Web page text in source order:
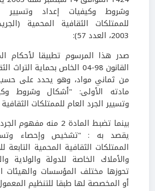
وشروط وكيفيات إعداد وتسيير
للممتلكات الثقافية المحمية
2003، العدد 57):
القانون 98-04 الخاص بحماية
من ثماني مواد، وهو يحدد على
مادته الأولى: "أشكال وشروط
وتسيير الجرد العام للممتلكات
بينما تضبط المادة 2 منه
يقصد به : "تشخيص وإحصاء
الممتلكات الثقافية المحمية التابعة
والأملاك الخاصة للدولة والولاية
تحوزها مختلف المؤسسات والهيئات
أو المخصصة لها طبقا للتنظيم